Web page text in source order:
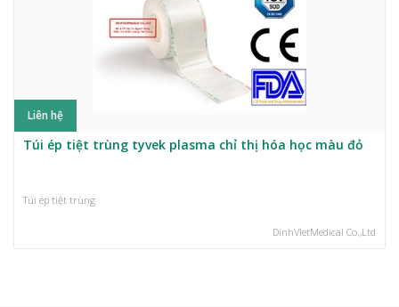
Liên hệ
Túi ép tiệt trùng tyvek plasma chỉ thị hóa học màu đỏ
Túi ép tiệt trùng
DinhVietMedical Co.,Ltd